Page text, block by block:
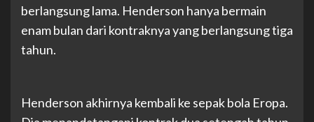
berlangsung lama. Henderson hanya bermain
enam bulan dari kontraknya yang berlangsung tiga
tahun.
Henderson akhirnya kembali ke sepak bola Eropa.